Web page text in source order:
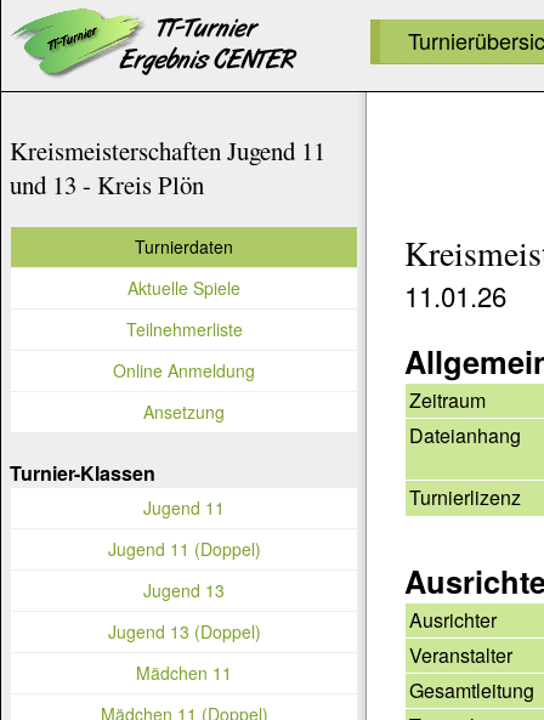
11.01.26
Zeitraum
Dateianhang
Turnierlizenz
Ausrichter
Veranstalter
Gesamtleitung
Kreismeisterschaften Jugend 11
und 13 - Kreis Plön
Turnierdaten
Aktuelle Spiele
Teilnehmerliste
Online Anmeldung
Ansetzung
Turnier-Klassen
Jugend 11
Jugend 11 (Doppel)
Jugend 13
Jugend 13 (Doppel)
Mädchen 11
Mädchen 11 (Doppel)